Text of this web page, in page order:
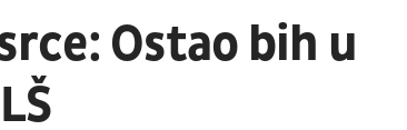
Ostao bih u